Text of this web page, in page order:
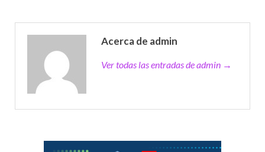
Acerca de admin
Ver todas las entradas de admin →